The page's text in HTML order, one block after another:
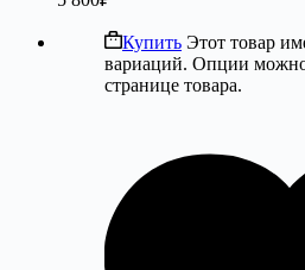
Купить Этот товар
вариаций. Опции
странице товара.